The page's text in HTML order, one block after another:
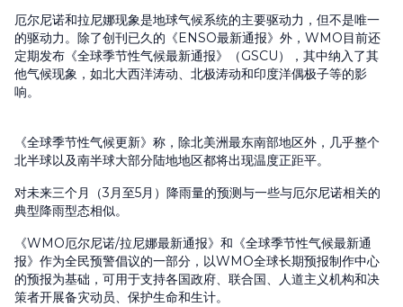
厄尔尼诺和拉尼娜现象是地球气候系统的主要驱动力，但不是唯一
的驱动力。除了创刊已久的《ENSO最新通报》外，WMO目前还
定期发布《全球季节性气候最新通报》（GSCU），其中纳入了其
他气候现象，如北大西洋涛动、北极涛动和印度洋偶极子等的影
响。
《全球季节性气候更新》称，除北美洲最东南部地区外，几乎整个
北半球以及南半球大部分陆地地区都将出现温度正距平。
对未来三个月（3月至5月）降雨量的预测与一些与厄尔尼诺相关的
典型降雨型态相似。
《WMO厄尔尼诺/拉尼娜最新通报》和《全球季节性气候最新通
报》作为全民预警倡议的一部分，以WMO全球长期预报制作中心
的预报为基础，可用于支持各国政府、联合国、人道主义机构和决
策者开展备灾动员、保护生命和生计。